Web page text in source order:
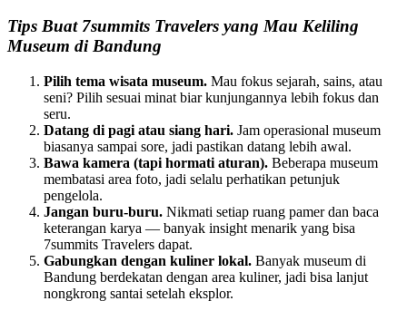
Tips Buat 7summits Travelers yang Mau Keliling
Museum di Bandung
Pilih tema wisata museum. Mau fokus sejarah, sains, atau
seni? Pilih sesuai minat biar kunjungannya lebih fokus dan
seru.
Datang di pagi atau siang hari. Jam operasional museum
biasanya sampai sore, jadi pastikan datang lebih awal.
Bawa kamera (tapi hormati aturan). Beberapa museum
membatasi area foto, jadi selalu perhatikan petunjuk
pengelola.
Jangan buru-buru. Nikmati setiap ruang pamer dan baca
keterangan karya — banyak insight menarik yang bisa
7summits Travelers dapat.
Gabungkan dengan kuliner lokal. Banyak museum di
Bandung berdekatan dengan area kuliner, jadi bisa lanjut
nongkrong santai setelah eksplor.